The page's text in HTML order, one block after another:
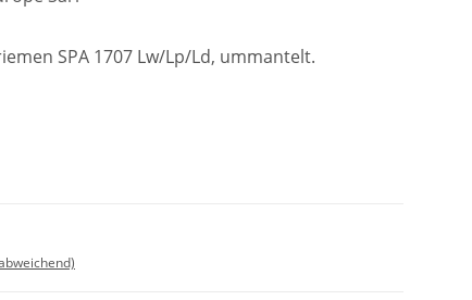
SPA 1707 Lw/Lp/Ld, ummantelt.